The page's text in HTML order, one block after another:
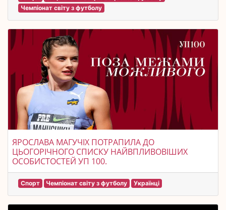
Чемпіонат світу з футболу
ЯРОСЛАВА МАГУЧІХ ПОТРАПИЛА ДО
ЦЬОГОРІЧНОГО СПИСКУ НАЙВПЛИВОВІШИХ
ОСОБИСТОСТЕЙ УП 100.
Спорт Чемпіонат світу з футболу Українці